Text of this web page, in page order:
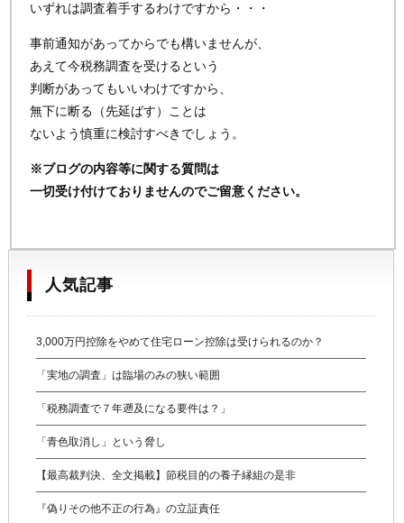
いずれは調査着手するわけですから・・・
事前通知があってからでも構いませんが、
あえて今税務調査を受けるという
判断があってもいいわけですから、
無下に断る（先延ばす）ことは
ないよう慎重に検討すべきでしょう。
※ブログの内容等に関する質問は
一切受け付けておりませんのでご留意ください。
人気記事
3,000万円控除をやめて住宅ローン控除は受けられるのか？
「実地の調査」は臨場のみの狭い範囲
「税務調査で７年遡及になる要件は？」
「青色取消し」という脅し
【最高裁判決、全文掲載】節税目的の養子縁組の是非
『偽りその他不正の行為』の立証責任